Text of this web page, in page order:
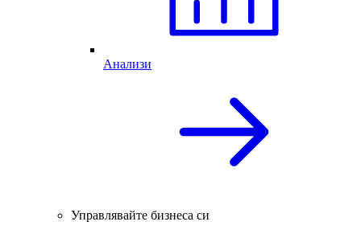
Анализи
Управлявайте бизнеса си